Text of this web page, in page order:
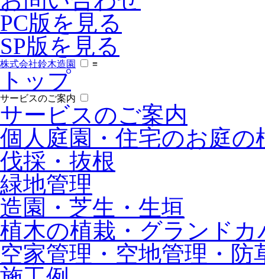
PC版を見る
SP版を見る
株式会社鈴木造園 ≡
トップ
サービスのご案内
サービスのご案内
個人庭園・住宅のお庭の
伐採・抜根
緑地管理
造園・芝生・生垣
植木の植栽・グランドカ
空家管理・空地管理・防